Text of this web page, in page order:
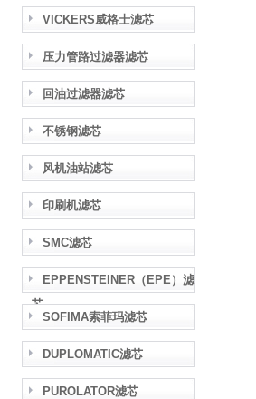
VICKERS威格士滤芯
压力管路过滤器滤芯
回油过滤器滤芯
不锈钢滤芯
风机油站滤芯
印刷机滤芯
SMC滤芯
EPPENSTEINER（EPE）滤
芯
SOFIMA索菲玛滤芯
DUPLOMATIC滤芯
PUROLATOR滤芯